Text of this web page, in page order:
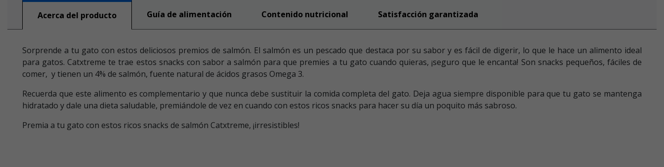
Acerca del producto Guía de alimentación Contenido nutricional Satisfacción garantizada
Sorprende a tu gato con estos deliciosos premios de salmón. El salmón es un pescado que destaca por su sabor y es fácil de digerir, lo que le hace un alimento ideal
para gatos. Catxtreme te trae estos snacks con sabor a salmón para que premies a tu gato cuando quieras, ¡seguro que le encanta! Son snacks pequeños, fáciles de
comer, y tienen un 4% de salmón, fuente natural de ácidos grasos Omega 3.
Recuerda que este alimento es complementario y que nunca debe sustituir la comida completa del gato. Deja agua siempre disponible para que tu gato se mantenga
hidratado y dale una dieta saludable, premiándole de vez en cuando con estos ricos snacks para hacer su día un poquito más sabroso.
Premia a tu gato con estos ricos snacks de salmón Catxtreme, ¡irresistibles!